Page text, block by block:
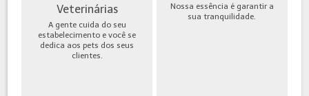
Veterinárias
A gente cuida do seu
estabelecimento e você se
dedica aos pets dos seus
clientes.
Nossa essência é garantir a
sua tranquilidade.